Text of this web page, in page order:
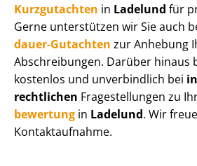
Kurzgutachten in Ladelund für
Gerne unterstützen wir Sie auch
dau­er-Gutachten zur Anhebung
Abschreibungen. Darüber hinaus
kostenlos und unverbindlich bei
rechtlichen Fragestellungen zu
be­wer­tung in Ladelund. Wir
Kontaktaufnahme.